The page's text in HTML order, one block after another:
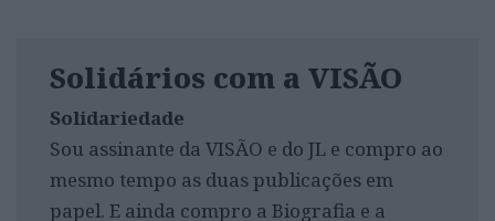
Solidários com a VISÃO
Solidariedade
Sou assinante da VISÃO e do JL e compro ao
mesmo tempo as duas publicações em
papel. E ainda compro a Biografia e a